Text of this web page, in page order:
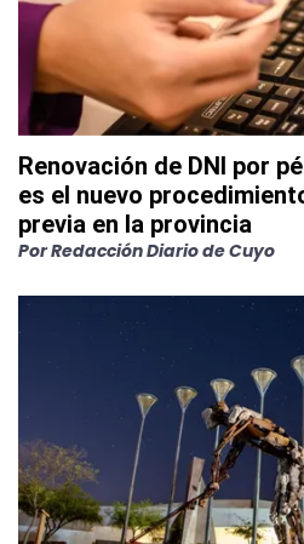
Renovación de DNI por
es el nuevo
previa en la provincia
PorRedacción Diario de Cuyo